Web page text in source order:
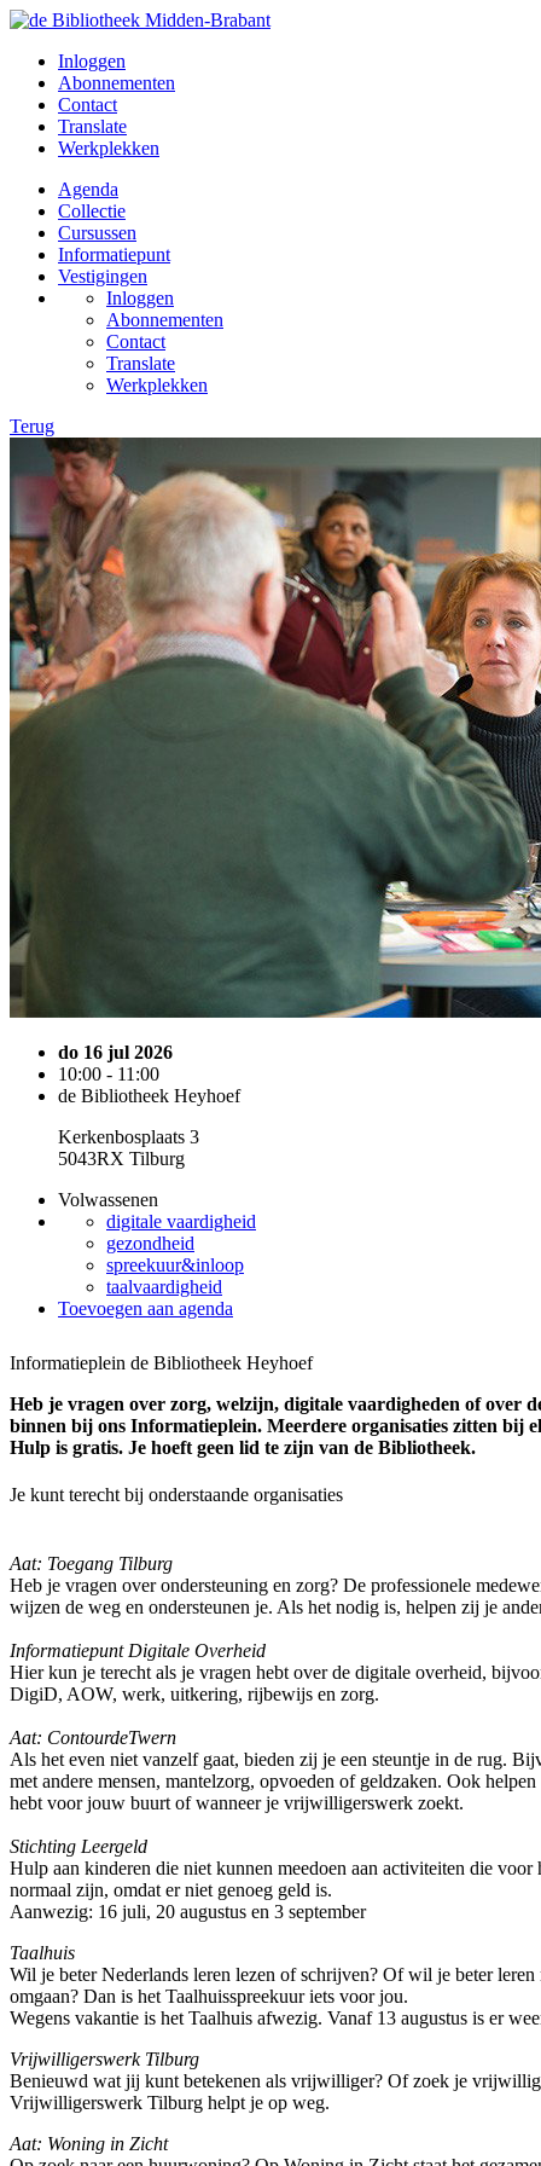
Inloggen
Abonnementen
Contact
Translate
Werkplekken
Agenda
Collectie
Cursussen
Informatiepunt
Vestigingen
Inloggen
Abonnementen
Contact
Translate
Werkplekken
Terug
do 16 jul 2026
10:00 - 11:00
de Bibliotheek Heyhoef
Kerkenbosplaats 3
5043RX Tilburg
Volwassenen
digitale vaardigheid
gezondheid
spreekuur&inloop
taalvaardigheid
Toevoegen aan agenda
Informatieplein de Bibliotheek Heyhoef
Heb je vragen over zorg, welzijn, digitale vaardigheden of over
binnen bij ons Informatieplein. Meerdere organisaties zitten bij
Hulp is gratis. Je hoeft geen lid te zijn van de Bibliotheek.
Je kunt terecht bij onderstaande organisaties
Aat: Toegang Tilburg
Heb je vragen over ondersteuning en zorg? De professionele
wijzen de weg en ondersteunen je. Als het nodig is, helpen zij je
Informatiepunt Digitale Overheid
Hier kun je terecht als je vragen hebt over de digitale overheid,
DigiD, AOW, werk, uitkering, rijbewijs en zorg.
Aat: ContourdeTwern
Als het even niet vanzelf gaat, bieden zij je een steuntje in de rug.
met andere mensen, mantelzorg, opvoeden of geldzaken. Ook
hebt voor jouw buurt of wanneer je vrijwilligerswerk zoekt.
Stichting Leergeld
Hulp aan kinderen die niet kunnen meedoen aan activiteiten die voor
normaal zijn, omdat er niet genoeg geld is.
Aanwezig: 16 juli, 20 augustus en 3 september
Taalhuis
Wil je beter Nederlands leren lezen of schrijven? Of wil je beter leren
omgaan? Dan is het Taalhuisspreekuur iets voor jou.
Wegens vakantie is het Taalhuis afwezig. Vanaf 13 augustus is er
Vrijwilligerswerk Tilburg
Benieuwd wat jij kunt betekenen als vrijwilliger? Of zoek je
Vrijwilligerswerk Tilburg helpt je op weg.
Aat: Woning in Zicht